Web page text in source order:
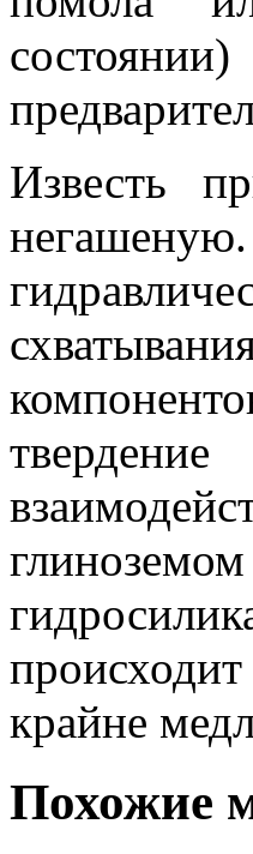
Известь
крайне
Похожие